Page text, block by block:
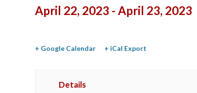
April 22, 2023 - April 23, 2023
+ Google Calendar + iCal Export
Details